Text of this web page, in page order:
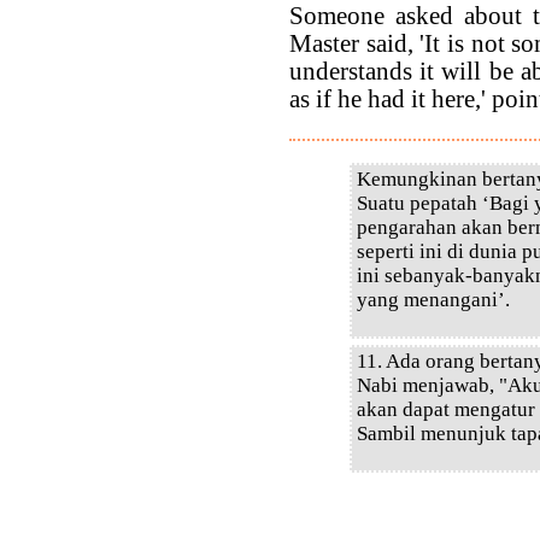
Someone asked
Master said, 'It is not
understands it will be
as if he had it here,'
Kemungkinan
Suatu pepatah
pengarahan akan
seperti ini di dunia
ini sebanyak-
yang menangani’.
11. Ada orang
Nabi menjawab,
akan dapat
Sambil menunjuk